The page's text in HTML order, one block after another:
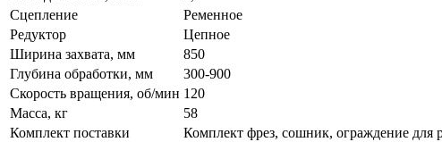
Сцепление
Ременное
Редуктор
Цепное
Ширина захвата, мм
850
Глубина обработки, мм
300-900
Скорость вращения, об/мин 120
Масса, кг
58
Комплект поставки
Комплект фрез, сошник, ограждение для